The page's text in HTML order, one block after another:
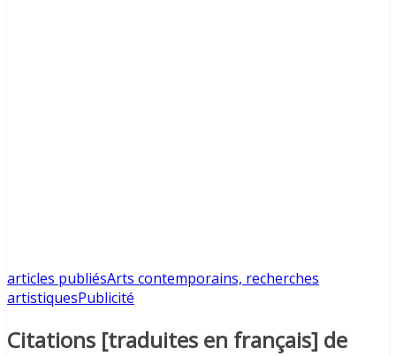
articles publiésArts contemporains, recherches
artistiquesPublicité
Citations [traduites en français] de